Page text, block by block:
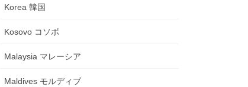
Korea 韓国
Kosovo コソボ
Malaysia マレーシア
Maldives モルディブ